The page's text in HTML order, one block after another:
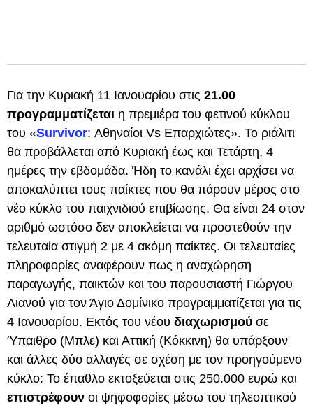
Για την Κυριακή 11 Ιανουαρίου στις 21.00
προγραμματίζεται η πρεμιέρα του φετινού κύκλου
του «Survivor: Αθηναίοι Vs Επαρχιώτες». Το ριάλιτι
θα προβάλλεται από Κυριακή έως και Τετάρτη, 4
ημέρες την εβδομάδα. Ήδη το κανάλι έχει αρχίσει να
αποκαλύπτει τους παίκτες που θα πάρουν μέρος στο
νέο κύκλο του παιχνιδιού επιβίωσης. Θα είναι 24 στον
αριθμό ωστόσο δεν αποκλείεται να προστεθούν την
τελευταία στιγμή 2 με 4 ακόμη παίκτες. Οι τελευταίες
πληροφορίες αναφέρουν πως η αναχώρηση
παραγωγής, παικτών και του παρουσιαστή Γιώργου
Λιανού για τον Άγιο Δομίνικο προγραμματίζεται για τις
4 Ιανουαρίου. Εκτός του νέου διαχωρισμού σε
Ύπαιθρο (Μπλε) και Αττική (Κόκκινη) θα υπάρξουν
και άλλες δύο αλλαγές σε σχέση με τον προηγούμενο
κύκλο: Το έπαθλο εκτοξεύεται στις 250.000 ευρώ και
επιστρέφουν οι ψηφοφορίες μέσω του τηλεοπτικού